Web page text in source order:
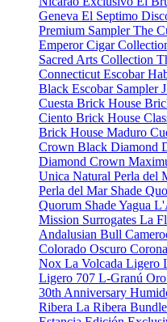
Geneva El Septimo
Premium SamplerThe
Emperor Cigar
Sacred Arts Collection
Connecticut Escobar
Black Escobar Sampler
Cuesta Brick House
Ciento Brick House
Brick House Maduro
Crown Black Diamond
Diamond Crown
Unica Natural Perla del
Perla del Mar Shade
Quorum ShadeYagua
Mission Surrogates La
Andalusian Bull
Colorado Oscuro
Nox La Volcada Ligero
Ligero 707 L-Granú
30th Anniversary
Ribera La Ribera Bundle